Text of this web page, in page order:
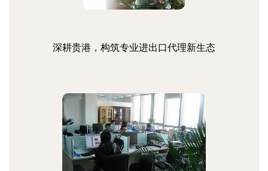
深耕贵港，构筑专业进出口代理新生态